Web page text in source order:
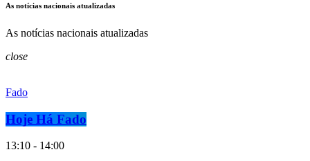
As notícias nacionais atualizadas
As notícias nacionais atualizadas
close
Fado
Hoje Há Fado
13:10 - 14:00